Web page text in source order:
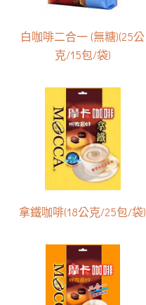
白咖啡二合一 (無糖)(25公
克/15包/袋)
拿鐵咖啡(18公克/25包/袋)